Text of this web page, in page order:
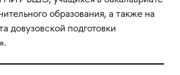
образования, а также на
довузовской подготовки